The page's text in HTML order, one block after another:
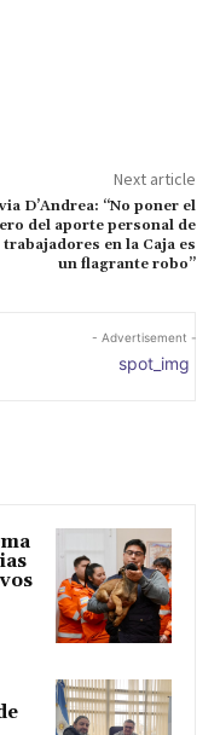
Next article
D’Andrea: “No poner el
del aporte personal de
en la Caja es
un flagrante robo”
- Advertisement -